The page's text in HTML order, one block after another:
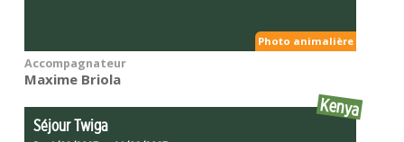
Photo animalière
Accompagnateur
Maxime Briola
Séjour Twiga
Kenya